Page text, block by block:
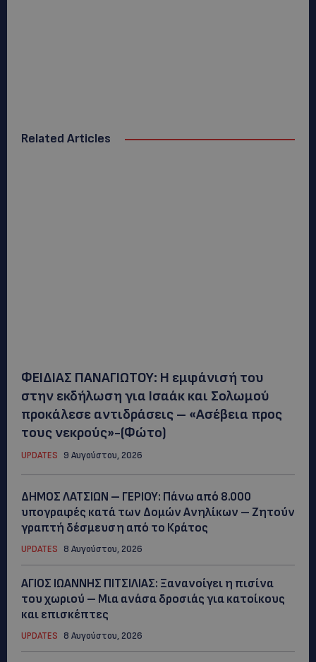
Related Articles
ΦΕΙΔΙΑΣ ΠΑΝΑΓΙΩΤΟΥ: Η εμφάνισή του
στην εκδήλωση για Ισαάκ και Σολωμού
προκάλεσε αντιδράσεις – «Ασέβεια προς
τους νεκρούς»-(Φώτο)
UPDATES 9 Αυγούστου, 2026
ΔΗΜΟΣ ΛΑΤΣΙΩΝ – ΓΕΡΙΟΥ: Πάνω από 8.000
υπογραφές κατά των Δομών Ανηλίκων – Ζητούν
γραπτή δέσμευση από το Κράτος
UPDATES 8 Αυγούστου, 2026
ΑΓΙΟΣ ΙΩΑΝΝΗΣ ΠΙΤΣΙΛΙΑΣ: Ξανανοίγει η πισίνα
του χωριού – Μια ανάσα δροσιάς για κατοίκους
και επισκέπτες
UPDATES 8 Αυγούστου, 2026